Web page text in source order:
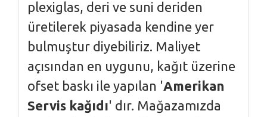
plexiglas, deri ve suni deriden
üretilerek piyasada kendine yer
bulmuştur diyebiliriz. Maliyet
açısından en uygunu, kağıt üzerine
ofset baskı ile yapılan 'Amerikan
Servis kağıdı' dır. Mağazamızda